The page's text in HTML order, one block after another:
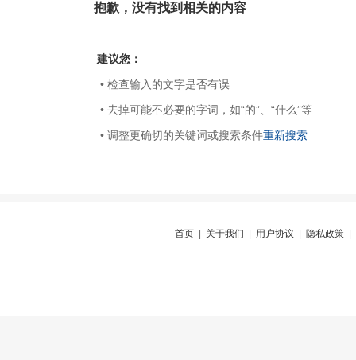
抱歉，没有找到相关的内容
建议您：
• 检查输入的文字是否有误
• 去掉可能不必要的字词，如“的”、“什么”等
• 调整更确切的关键词或搜索条件重新搜索
首页 关于我们 用户协议 隐私政策